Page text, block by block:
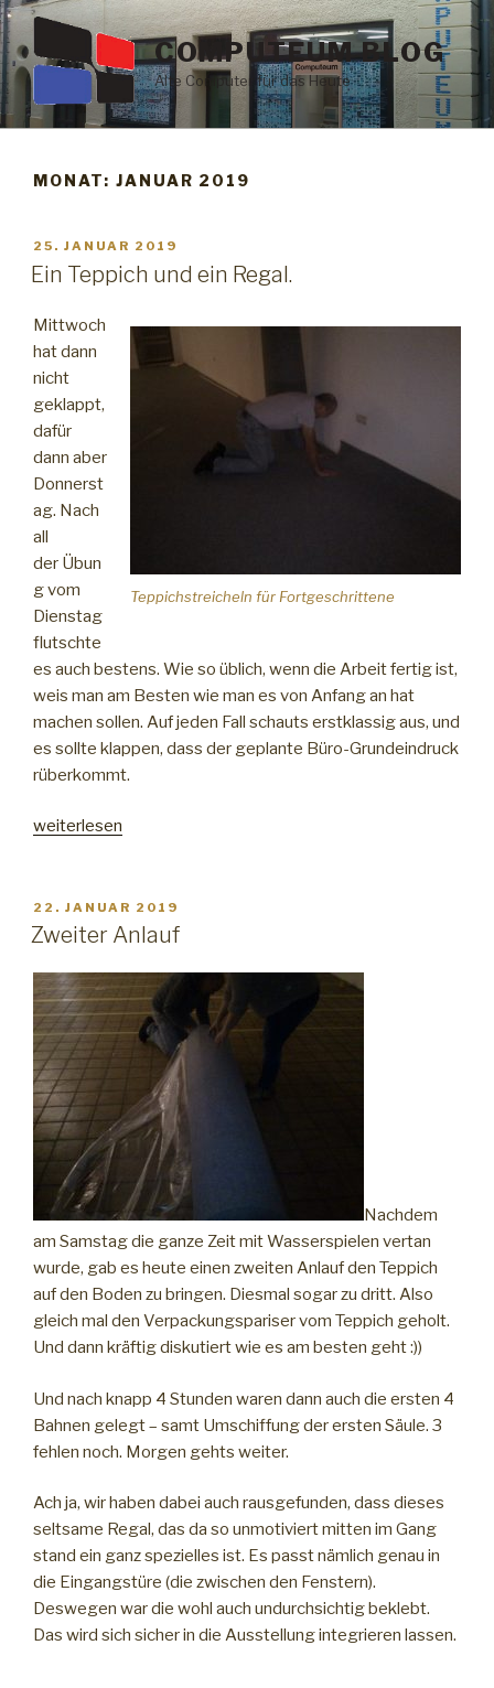
Zum
Inhalt
springen
COMPUTEUM BLOG
Alte Computer für das Heute
MONAT: JANUAR 2019
VERÖFFENTLICHT
AM
25. JANUAR 2019
Ein Teppich und ein Regal.
Teppichstreicheln für Fortgeschrittene
Mittwoch
hat dann
nicht
geklappt,
dafür
dann aber
Donnerst
ag. Nach
all
der Übun
g vom
Dienstag
flutschte
es auch bestens. Wie so üblich, wenn die Arbeit fertig ist,
weis man am Besten wie man es von Anfang an hat
machen sollen. Auf jeden Fall schauts erstklassig aus, und
es sollte klappen, dass der geplante Büro-Grundeindruck
rüberkommt.
„Ein
ein
Regal.“
weiterlesen
VERÖFFENTLICHT
AM
22. JANUAR 2019
Zweiter Anlauf
Nachdem
am Samstag die ganze Zeit mit Wasserspielen vertan
wurde, gab es heute einen zweiten Anlauf den Teppich
auf den Boden zu bringen. Diesmal sogar zu dritt. Also
gleich mal den Verpackungspariser vom Teppich geholt.
Und dann kräftig diskutiert wie es am besten geht :))
Und nach knapp 4 Stunden waren dann auch die ersten 4
Bahnen gelegt – samt Umschiffung der ersten Säule. 3
fehlen noch. Morgen gehts weiter.
Ach ja, wir haben dabei auch rausgefunden, dass dieses
seltsame Regal, das da so unmotiviert mitten im Gang
stand ein ganz spezielles ist. Es passt nämlich genau in
die Eingangstüre (die zwischen den Fenstern).
Deswegen war die wohl auch undurchsichtig beklebt.
Das wird sich sicher in die Ausstellung integrieren lassen.